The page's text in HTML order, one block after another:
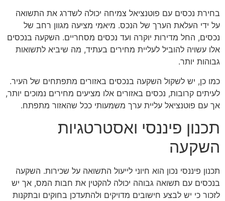
בחירת נכסים עם פוטנציאל צמיחה יכולה לשדרג את התשואה
על ידי העלאת הערך של הנכס. מיאמי מציעה מגוון רחב של
נכסים, החל מדירות יוקרה ועד נכסים מסחריים. השקעה בנכסים
אלו עשויה להוביל לעליית מחירים בעתיד, מה שיביא לתשואות
גבוהות יותר.
כמו כן, יש לשקול השקעה בנכסים באזורים מתפתחים של העיר.
לעיתים קרובות, נכסים באזורים אלו מציעים מחירים נמוכים יותר,
אך עם פוטנציאל עליית ערך משמעותי ככל שהאזור מתפתח.
תכנון פיננסי ואסטרטגיות
השקעה
תכנון פיננסי נכון הוא חיוני לייעול התשואה על שכירות. השקעה
בנכסים עם תשואה גבוהה יכולה להקטין את חבות המס, אך יש
לזכור כי יש לבצע חישובים מדויקים ולהתעדכן בחוקים ובתקנות